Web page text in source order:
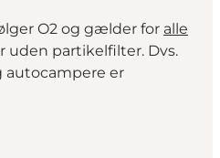
O2 og gælder for alle
uden partikelfilter. Dvs.
autocampere er
i Odense"